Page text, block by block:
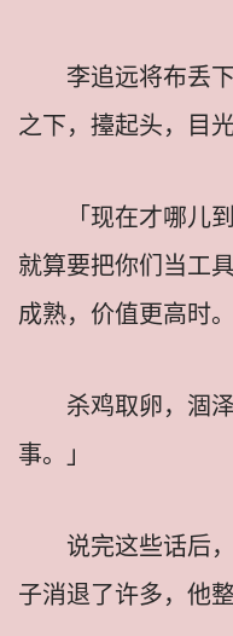
李追远将布丢
之下，擡起头，目
「现在才哪儿
就算要把你们当工
成熟，价值更高时。
杀鸡取卵，涸
事。」
说完这些话后
子消退了许多，他